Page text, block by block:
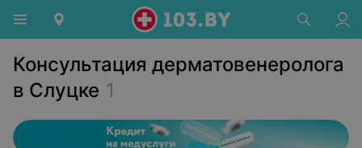
Консультация дерматовенеролога
в Слуцке 1